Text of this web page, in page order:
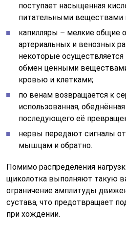
поступает насыщенная
питательными веществами
капилляры – мелкие общие
артериальных и венозных
некоторые
обмен ценными
кровью и клетками;
по венам возвращается к
использованная,
последующего её
нервы передают сигналы от
мышцам и обратно.
Помимо распределения
щиколотка выполняют такую
ограничение амплитуды
сустава, что предотвращает
при хождении.